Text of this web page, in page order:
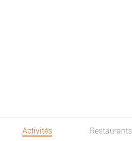
Activités Restaurants